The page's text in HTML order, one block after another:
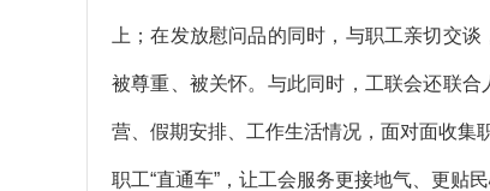
上；在发放慰问品的同时，与职工亲切交
被尊重、被关怀。 与此同时，工联会还联
营、假期安排、工作生活情况，面对面收集
职工“直通车”，让工会服务更接地气、更贴民